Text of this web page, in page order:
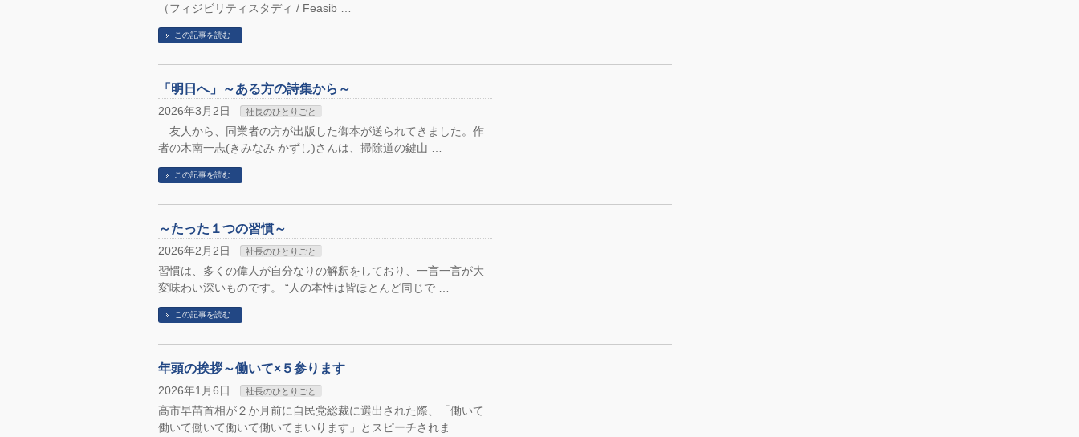
（フィジビリティスタディ / Feasib …
この記事を読む
「明日へ」～ある方の詩集から～
2026年3月2日 社長のひとりごと
友人から、同業者の方が出版した御本が送られてきました。作
者の木南一志(きみなみ かずし)さんは、掃除道の鍵山 …
この記事を読む
～たった１つの習慣～
2026年2月2日 社長のひとりごと
習慣は、多くの偉人が自分なりの解釈をしており、一言一言が大
変味わい深いものです。 “人の本性は皆ほとんど同じで …
この記事を読む
年頭の挨拶～働いて×５参ります
2026年1月6日 社長のひとりごと
高市早苗首相が２か月前に自民党総裁に選出された際、「働いて
働いて働いて働いて働いてまいります」とスピーチされま …